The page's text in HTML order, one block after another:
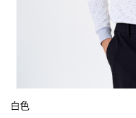
白色